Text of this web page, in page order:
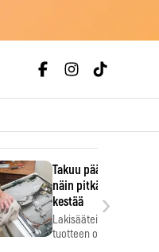
Takuu päättyi,
näin pitkään
kestää
Lakisääteinen
tuotteen oletetun
›